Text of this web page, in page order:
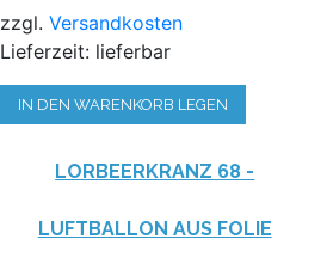
zzgl.Versandkosten
Lieferzeit: lieferbar
IN DEN WARENKORB LEGEN
LORBEERKRANZ 68 -
LUFTBALLON AUS FOLIE